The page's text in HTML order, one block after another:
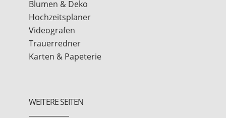
Blumen & Deko
Hochzeitsplaner
Videografen
Trauerredner
Karten & Papeterie
WEITERE SEITEN